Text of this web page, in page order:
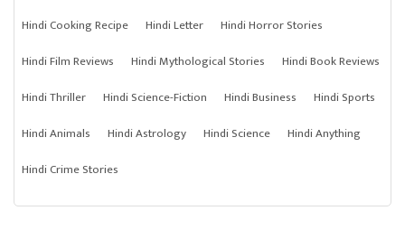
Hindi Cooking Recipe
Hindi Letter
Hindi Horror Stories
Hindi Film Reviews
Hindi Mythological Stories
Hindi Book Reviews
Hindi Thriller
Hindi Science-Fiction Hindi Business
Hindi Sports
Hindi Animals
Hindi Astrology Hindi Science
Hindi Anything
Hindi Crime Stories